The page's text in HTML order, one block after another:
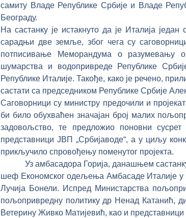
самиту Владе Републике Србије и Владе
Београду.
На састанку је истакнуто да је Италија
сарадњи две земље, због чега су
потписивање Меморандума о разумевању
шумарства и водопривреде Републике
Републике Италије. Такође, како је речено,
састати са председником Републике Србије
Саговорници су министру предочили и
би било обухваћен значајан број малих
задовољство, те предложио поновни
представници ЈВП „Србијаводе“, а у циљу
прикључило спровођењу поменутог пројекта.
Уз амбасадора Горија, данашњем састанку
шеф Економског одељења Амбасаде Италије
Лучија Бонели. Испред Министарства
пољопривредну политику др Ненад Катанић,
Ветерину Живко Матијевић, као и